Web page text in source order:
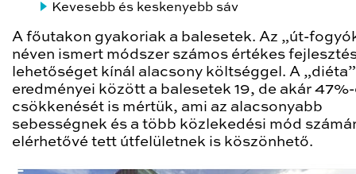
Kevesebb és keskenyebb sáv
A főutakon gyakoriak a balesetek. Az „út-
néven ismert módszer számos értékes
lehetőséget kínál alacsony költséggel. A „diéta”
eredményei között a balesetek 19, de akár
csökkenését is mértük, ami az alacsonyabb
sebességnek és a több közlekedési mód
elérhetővé tett útfelületnek is köszönhető.